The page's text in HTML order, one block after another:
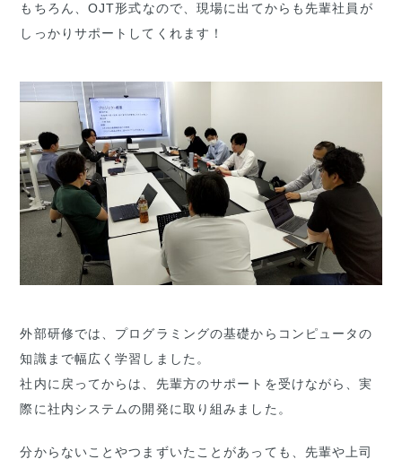
もちろん、OJT形式なので、現場に出てからも先輩社員が
しっかりサポートしてくれます！
外部研修では、プログラミングの基礎からコンピュータの
知識まで幅広く学習しました。
社内に戻ってからは、先輩方のサポートを受けながら、実
際に社内システムの開発に取り組みました。
分からないことやつまずいたことがあっても、先輩や上司